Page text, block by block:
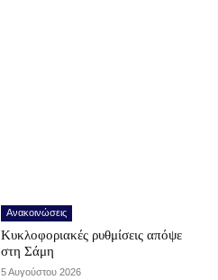
Ανακοινώσεις
Κυκλοφοριακές ρυθμίσεις απόψε
στη Σάμη
5 Αυγούστου 2026